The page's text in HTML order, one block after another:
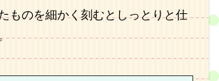
ものを細かく刻むとしっとりと仕